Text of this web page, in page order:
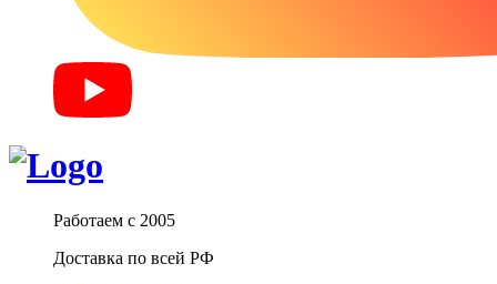
Работаем с 2005
Доставка по всей РФ